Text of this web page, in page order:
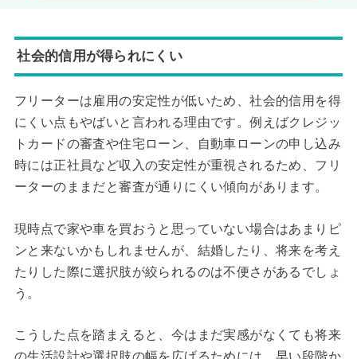
社会的信用が得られにくい
フリーターは雇用の安定性が低いため、社会的信用を得
にくい点もやばいと言われる理由です。例えばクレジッ
トカードの審査や住宅ローン、自動車ローンの申し込み
時には正社員など収入の安定性が重視されるため、フリ
ーターのままだと審査が通りにくい傾向があります。
現時点で家や車を買おうと思っていない場合はあまりピ
ンと来ないかもしれませんが、結婚したり、将来を考え
たりした際に選択肢が絞られるのは不便さがあるでしょ
う。
こうした点を踏まえると、今はまだ実感がなくても将来